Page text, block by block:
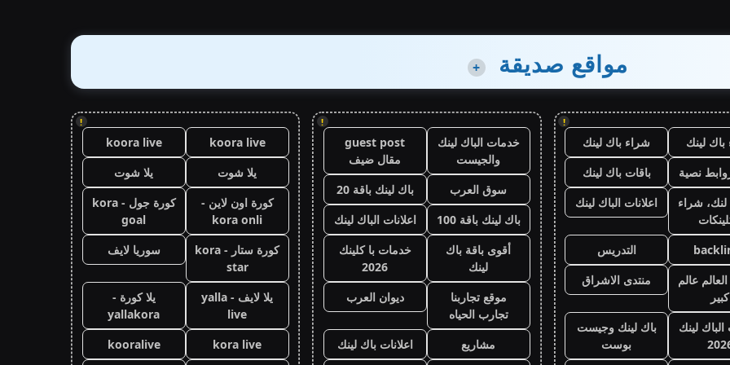
مواقع صديقة +
!
لينك
شراء باك لينك
نصية
باقات باك لينك
شراء
اعلانات الباك لينك
التدريس
عالم
كبير
منتدى الاشراق
الباك لينك
باك لينك وجيست
بوست
!
خدمات الباك لينك
والجيست
guest post
مقال ضيف
سوق العرب
باك لينك باقة 20
باك لينك باقة 100
اعلانات الباك لينك
أقوى باقة باك
لينك
خدمات با كلينك
2026
موقع تجاربنا
تجارب الحياه
ديوان العرب
مشاريع اعلانات باك لينك
!
koora live
koora live
يلا شوت
يلا شوت
كورة اون لاين -
kora onli
كورة جول - kora
goal
كورة ستار - kora
star
سوريا لايف
يلا لايف - yalla
live
يلا كورة -
yallakora
kora live
kooralive